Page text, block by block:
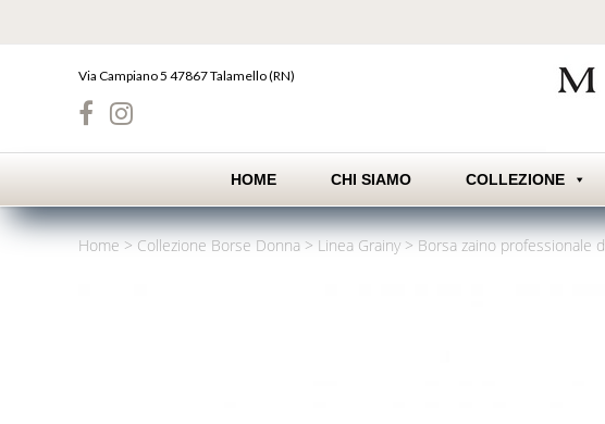
Via Campiano 5 47867 Talamello (RN)
HOME CHI SIAMO COLLEZIONE
Home > Collezione Borse Donna > Linea Grainy> Borsa zaino professionale